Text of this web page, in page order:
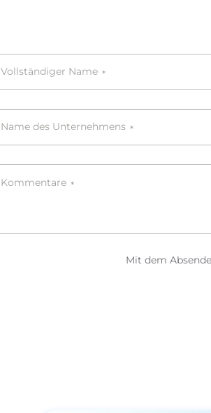
Vollständiger Name *
Name des Unternehmens *
Kommentare *
Mit dem